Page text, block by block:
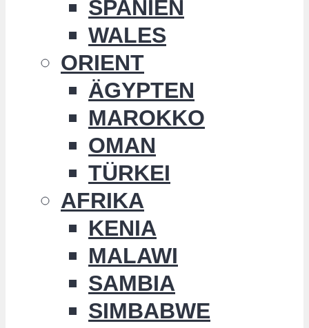
SPANIEN
WALES
ORIENT
ÄGYPTEN
MAROKKO
OMAN
TÜRKEI
AFRIKA
KENIA
MALAWI
SAMBIA
SIMBABWE